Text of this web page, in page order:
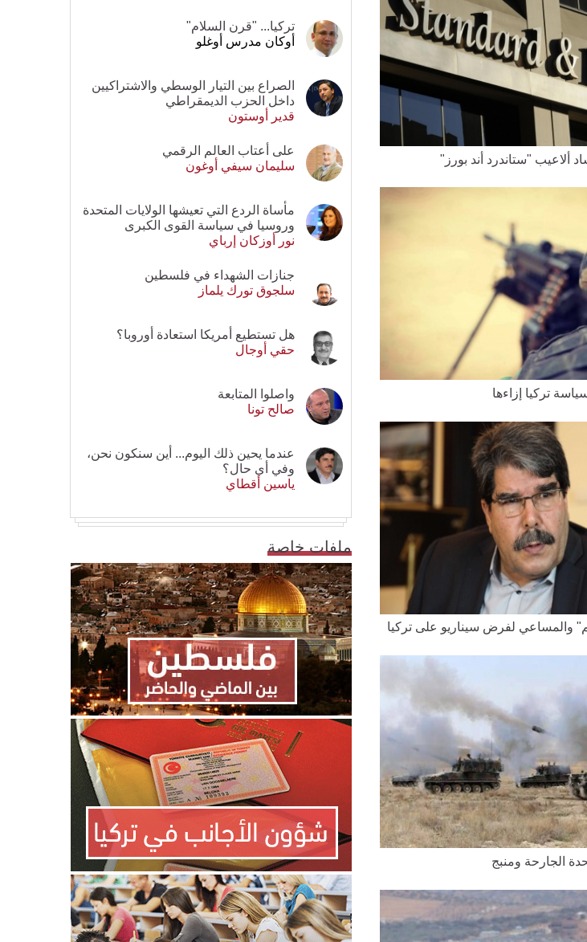
ألاعيب "ستاندرد أند بورز"
تركيا إزاءها
والمساعي لفرض سيناريو على تركيا
الجارحة ومنبج
تركيا... "قرن السلام"
أوكان مدرس أوغلو
الصراع بين التيار الوسطي والاشتراكيين
داخل الحزب الديمقراطي
قدير أوستون
على أعتاب العالم الرقمي
سليمان سيفي أوغون
مأساة الردع التي تعيشها الولايات المتحدة
وروسيا في سياسة القوى الكبرى
نور أوزكان إرباي
جنازات الشهداء في فلسطين
سلجوق تورك يلماز
هل تستطيع أمريكا استعادة أوروبا؟
حقي أوجال
واصلوا المتابعة
صالح تونا
عندما يحين ذلك اليوم... أين سنكون نحن،
وفي أي حال؟
ياسين أقطاي
ملفات خاصة